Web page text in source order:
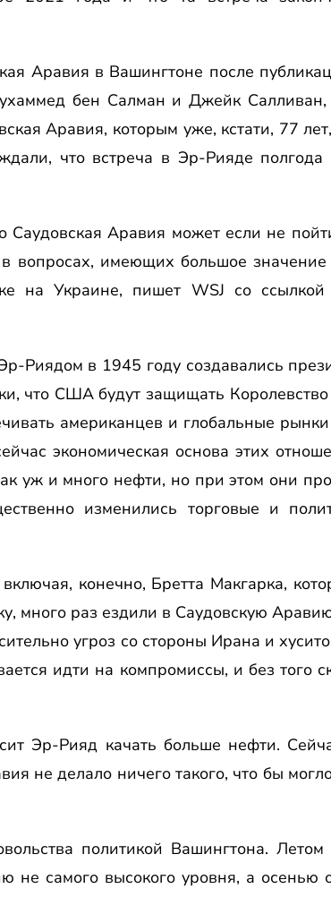
Аравия в Вашингтоне после
бен Салман и Джейк
Аравия, которым уже, кстати, 77
что встреча в Эр-Рияде
Аравия может если не
в вопросах, имеющих большое
на Украине, пишет WSJ со
Риядом в 1945 году создавались
что США будут защищать
американцев и глобальные
экономическая основа этих
уж и много нефти, но при этом они
изменились торговые и
конечно, Бретта Макгарка,
много раз ездили в Саудовскую
угроз со стороны Ирана и
идти на компромиссы, и без того
Эр-Рияд качать больше нефти.
не делало ничего такого, что бы
политикой Вашингтона.
не самого высокого уровня, а осенью